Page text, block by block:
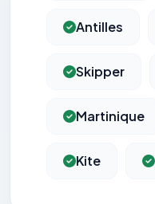
Antilles
Skipper
Martinique
Kite